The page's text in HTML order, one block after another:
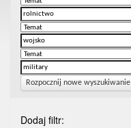
Rozpocznij nowe wyszukiwanie
Dodaj filtr: